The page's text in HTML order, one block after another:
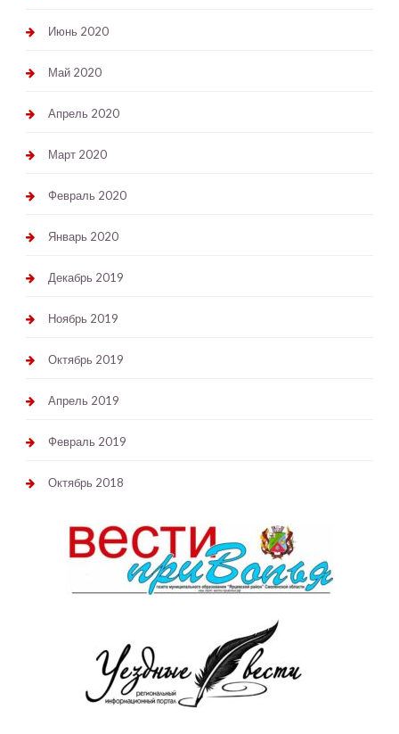
Июнь 2020
Май 2020
Апрель 2020
Март 2020
Февраль 2020
Январь 2020
Декабрь 2019
Ноябрь 2019
Октябрь 2019
Апрель 2019
Февраль 2019
Октябрь 2018